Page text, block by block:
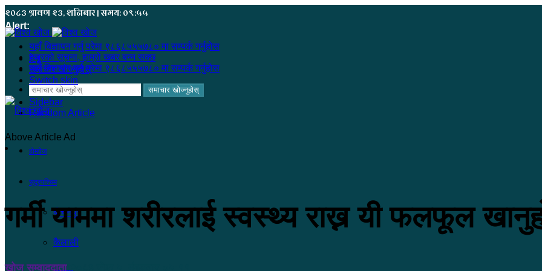
२०८३ श्रावण २३, शनिबार | समय: ०९:५५
Alert:
यहाँ बिज्ञापन गर्नु परेमा ९८६८५५५७८० मा सम्पर्क गर्नुहोस
हजुरको सूचना, हाम्रो खबर बन्न सक्छ
यहाँ बिज्ञापन गर्नु परेमा ९८६८५५५७८० मा सम्पर्क गर्नुहोस
समाचार खोज्नुहोस्
Sidebar
Random Article
मेनू
समाचार खोज्नुहोस्
Switch skin
होमपेज
सुदूरपश्चिम
कंचनपुर
कैलाली
Above Article Ad
गर्मी याममा शरीरलाई स्वस्थ्य राख्न यी फलफूल
खोज सम्वाददाता२०८३ जेष्ठ ५, मंगलवार ०५:११